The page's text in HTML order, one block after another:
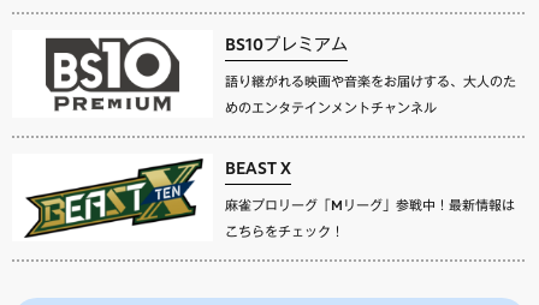
BS10プレミアム
語り継がれる映画や音楽をお届けする、大人のた
めのエンタテインメントチャンネル
BEAST X
麻雀プロリーグ「Mリーグ」参戦中！最新情報は
こちらをチェック！